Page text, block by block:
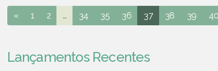
« 1 2 ... 34 35 36 37 38 39
Lançamentos Recentes